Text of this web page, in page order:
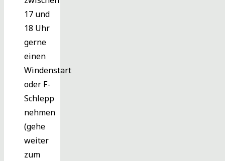
17 und
18 Uhr
gerne
einen
Windenstart
oder F-
Schlepp
nehmen
(gehe
weiter
zum